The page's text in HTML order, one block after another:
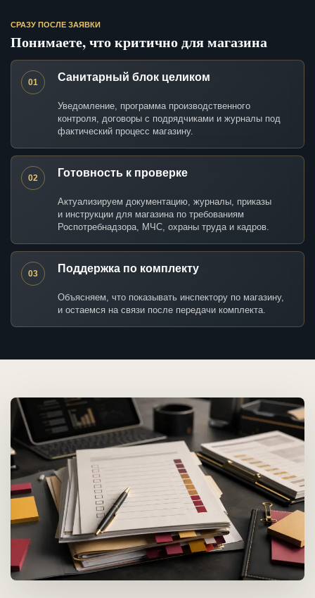
СРАЗУ ПОСЛЕ ЗАЯВКИ
Понимаете, что критично для магазина
01 Санитарный блок целиком
Уведомление, программа производственного
контроля, договоры с подрядчиками и журналы под
фактический процесс магазину.
02 Готовность к проверке
Актуализируем документацию, журналы, приказы
и инструкции для магазина по требованиям
Роспотребнадзора, МЧС, охраны труда и кадров.
03 Поддержка по комплекту
Объясняем, что показывать инспектору по магазину,
и остаемся на связи после передачи комплекта.